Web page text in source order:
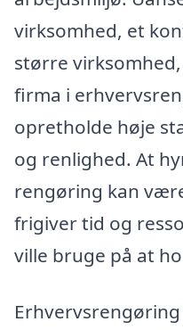
virksomhed, et
større
firma i
opretholde høje
og renlighed. At
rengøring kan
frigiver tid og
ville bruge på at